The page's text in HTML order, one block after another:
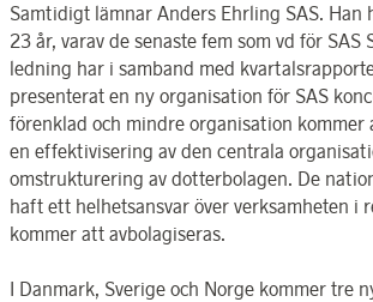
Samtidigt lämnar Anders Ehrling SAS. Han
23 år, varav de senaste fem som vd för SAS
ledning har i samband med
presenterat en ny organisation för SAS
förenklad och mindre organisation kommer
en effektivisering av den centrala
omstrukturering av dotterbolagen. De
haft ett helhetsansvar över verksamheten i
kommer att avbolagiseras.
I Danmark, Sverige och Norge kommer tre